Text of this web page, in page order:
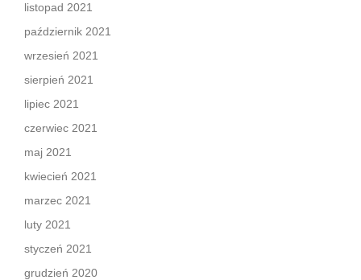
listopad 2021
październik 2021
wrzesień 2021
sierpień 2021
lipiec 2021
czerwiec 2021
maj 2021
kwiecień 2021
marzec 2021
luty 2021
styczeń 2021
grudzień 2020